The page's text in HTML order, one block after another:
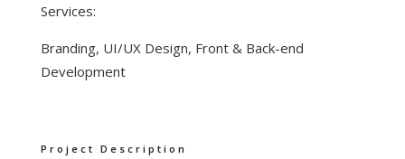
Services:
Branding, UI/UX Design, Front & Back-end
Development
Project Description